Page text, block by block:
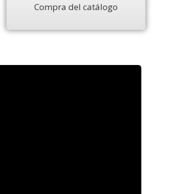
Compra del catálogo